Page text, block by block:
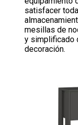
satisfacer
mesillas de
y simplificado
decoración.